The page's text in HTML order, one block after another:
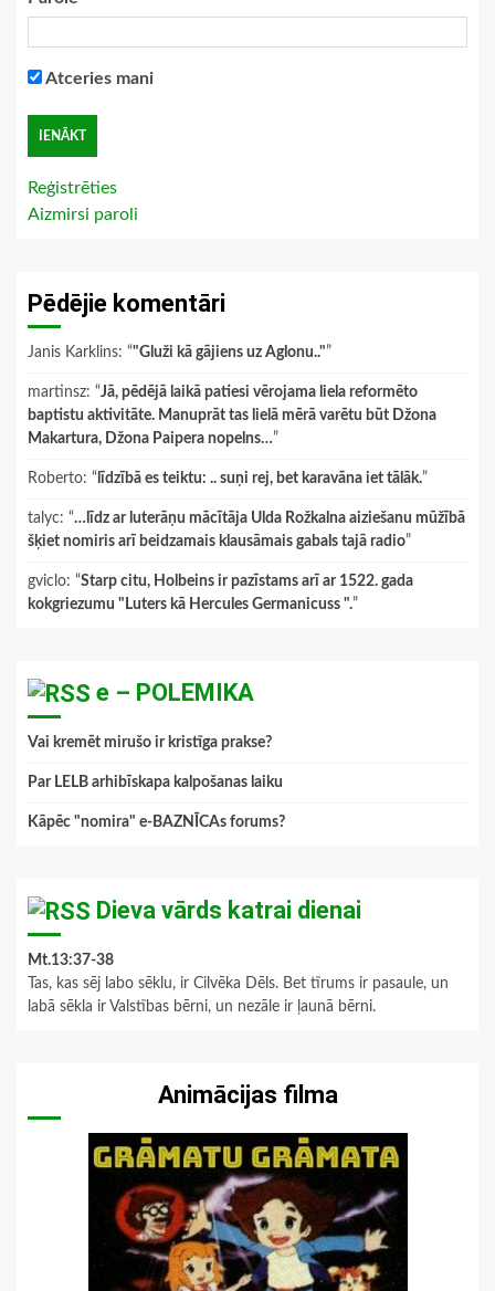
Atceries mani
Reģistrēties
Aizmirsi paroli
Pēdējie komentāri
Janis Karklins: “"Gluži kā gājiens uz Aglonu.."”
martinsz: “Jā, pēdējā laikā patiesi vērojama liela reformēto
baptistu aktivitāte. Manuprāt tas lielā mērā varētu būt Džona
Makartura, Džona Paipera nopelns…”
Roberto: “ līdzībā es teiktu: .. suņi rej, bet karavāna iet tālāk.”
talyc: “…līdz ar luterāņu mācītāja Ulda Rožkalna aiziešanu mūžībā
šķiet nomiris arī beidzamais klausāmais gabals tajā radio”
gviclo: “Starp citu, Holbeins ir pazīstams arī ar 1522. gada
kokgriezumu "Luters kā Hercules Germanicuss ".”
e – POLEMIKA
Vai kremēt mirušo ir kristīga prakse?
Par LELB arhibīskapa kalpošanas laiku
Kāpēc "nomira" e-BAZNĪCAs forums?
Dieva vārds katrai dienai
Mt.13:37-38
Tas, kas sēj labo sēklu, ir Cilvēka Dēls. Bet tīrums ir pasaule, un
labā sēkla ir Valstības bērni, un nezāle ir ļaunā bērni.
Animācijas filma